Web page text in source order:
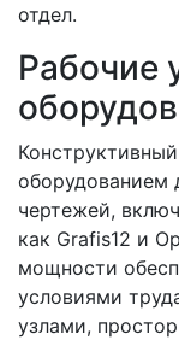
отдел.
Рабочие
оборудованием
чертежей,
как Grafis12 и
мощности
условиями
узлами,